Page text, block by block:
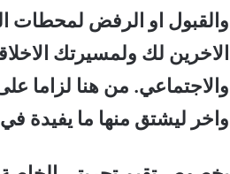
والقبول او الرفض لمحطات
الاخرين لك ولمسيرتك
والاجتماعي. من هنا لزاما
واخر ليشتق منها ما يفيدة في